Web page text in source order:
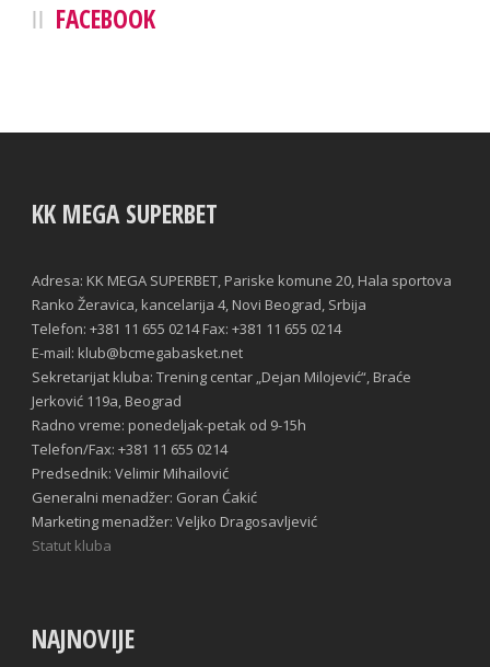
FACEBOOK
KK MEGA SUPERBET
Adresa: KK MEGA SUPERBET, Pariske komune 20, Hala sportova
Ranko Žeravica, kancelarija 4, Novi Beograd, Srbija
Telefon: +381 11 655 0214 Fax: +381 11 655 0214
E-mail: klub@bcmegabasket.net
Sekretarijat kluba: Trening centar „Dejan Milojević“, Braće
Jerković 119a, Beograd
Radno vreme: ponedeljak-petak od 9-15h
Telefon/Fax: +381 11 655 0214
Predsednik: Velimir Mihailović
Generalni menadžer: Goran Ćakić
Marketing menadžer: Veljko Dragosavljević
Statut kluba
NAJNOVIJE